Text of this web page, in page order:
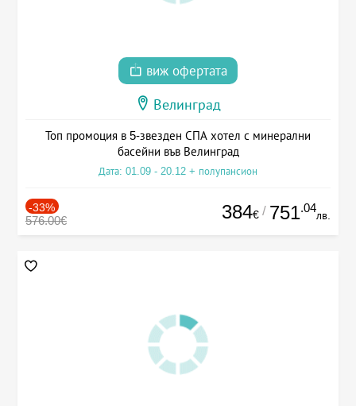
виж офертата
Велинград
Топ промоция в 5-звезден СПА хотел с минерални
басейни във Велинград
Дата: 01.09 - 20.12 + полупансион
-33%
576.00€ 384€ / 751.04
лв.